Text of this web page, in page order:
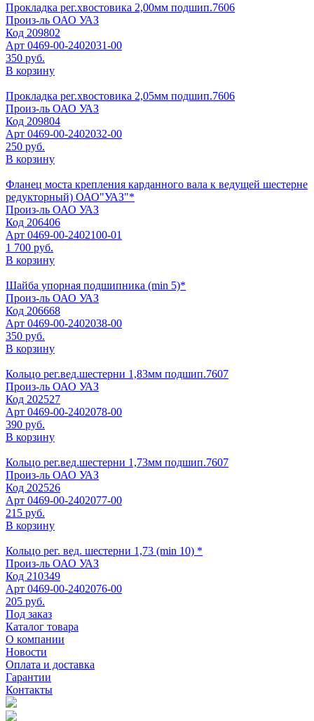
Прокладка рег.хвостовика 2,00мм подшип.7606
Произ-ль ОАО УАЗ
Код 209802
Арт 0469-00-2402031-00
350 руб.
В корзину
Прокладка рег.хвостовика 2,05мм подшип.7606
Произ-ль ОАО УАЗ
Код 209804
Арт 0469-00-2402032-00
250 руб.
В корзину
Фланец моста крепления карданного вала к ведущей шестерне
редукторный) ОАО"УАЗ"*
Произ-ль ОАО УАЗ
Код 206406
Арт 0469-00-2402100-01
1 700 руб.
В корзину
Шайба упорная подшипника (min 5)*
Произ-ль ОАО УАЗ
Код 206668
Арт 0469-00-2402038-00
350 руб.
В корзину
Кольцо рег.вед.шестерни 1,83мм подшип.7607
Произ-ль ОАО УАЗ
Код 202527
Арт 0469-00-2402078-00
390 руб.
В корзину
Кольцо рег.вед.шестерни 1,73мм подшип.7607
Произ-ль ОАО УАЗ
Код 202526
Арт 0469-00-2402077-00
215 руб.
В корзину
Кольцо рег. вед. шестерни 1,73 (min 10) *
Произ-ль ОАО УАЗ
Код 210349
Арт 0469-00-2402076-00
205 руб.
Под заказ
Каталог товара
О компании
Новости
Оплата и доставка
Гарантии
Контакты